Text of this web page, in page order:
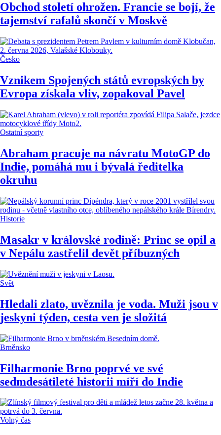
Obchod století ohrožen. Francie se bojí, že
tajemství rafalů skončí v Moskvě
Česko
Vznikem Spojených států evropských by
Evropa získala vliv, zopakoval Pavel
Ostatní sporty
Abraham pracuje na návratu MotoGP do
Indie, pomáhá mu i bývalá ředitelka
okruhu
Historie
Masakr v královské rodině: Princ se opil a
v Nepálu zastřelil devět příbuzných
Svět
Hledali zlato, uvěznila je voda. Muži jsou v
jeskyni týden, cesta ven je složitá
Brněnsko
Filharmonie Brno poprvé ve své
sedmdesátileté historii míří do Indie
Volný čas